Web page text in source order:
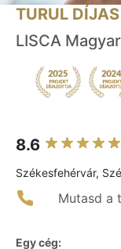
TURUL
LISCA
8.6
Székesfehérvár,
Mutasd a
Egy cég: